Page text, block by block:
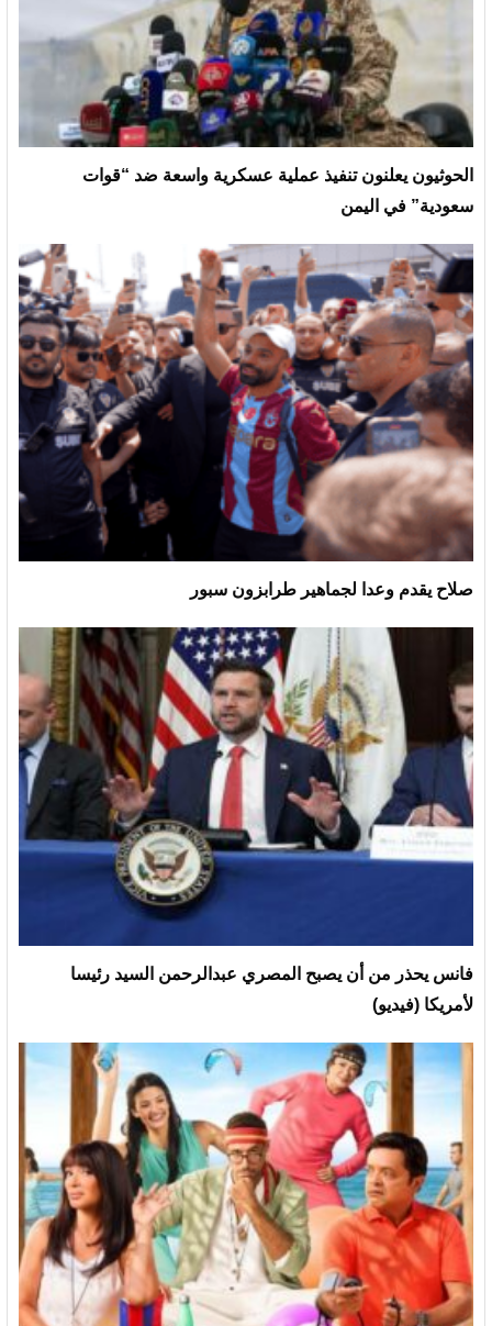
الحوثيون يعلنون تنفيذ عملية عسكرية واسعة ضد “قوات
سعودية” في اليمن
صلاح يقدم وعدا لجماهير طرابزون سبور
فانس يحذر من أن يصبح المصري عبدالرحمن السيد رئيسا
لأمريكا (فيديو)